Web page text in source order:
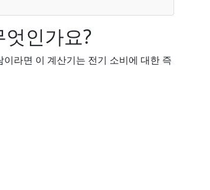
인가요?
라면 이 계산기는 전기 소비에 대한 즉